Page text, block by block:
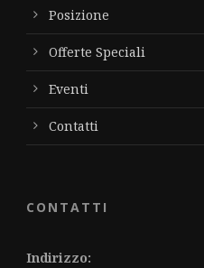
Posizione
Offerte Speciali
Eventi
Contatti
CONTATTI
Indirizzo: